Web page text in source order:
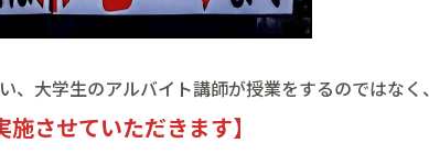
、大学生のアルバイト講師が授業をするのではなく、
施させていただきます】